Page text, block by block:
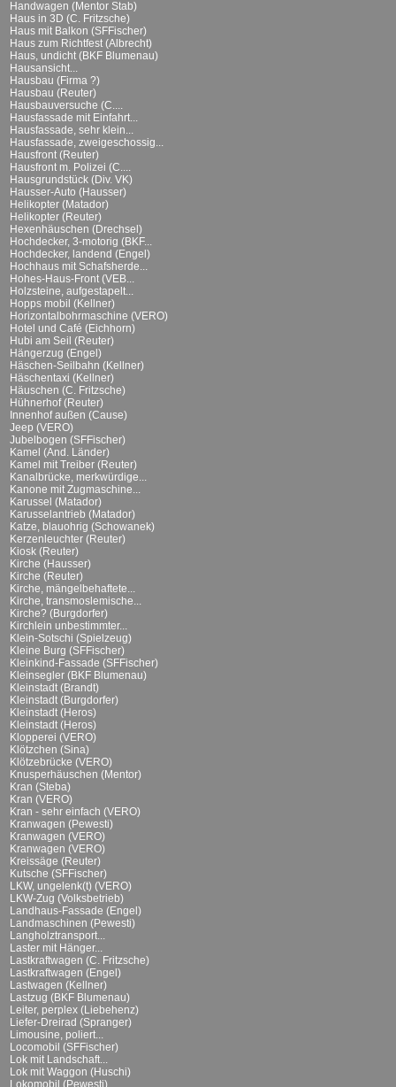
Handwagen (Mentor Stab)
Haus in 3D (C. Fritzsche)
Haus mit Balkon (SFFischer)
Haus zum Richtfest (Albrecht)
Haus, undicht (BKF Blumenau)
Hausansicht...
Hausbau (Firma ?)
Hausbau (Reuter)
Hausbauversuche (C....
Hausfassade mit Einfahrt...
Hausfassade, sehr klein...
Hausfassade, zweigeschossig...
Hausfront (Reuter)
Hausfront m. Polizei (C....
Hausgrundstück (Div. VK)
Hausser-Auto (Hausser)
Helikopter (Matador)
Helikopter (Reuter)
Hexenhäuschen (Drechsel)
Hochdecker, 3-motorig (BKF...
Hochdecker, landend (Engel)
Hochhaus mit Schafsherde...
Hohes-Haus-Front (VEB...
Holzsteine, aufgestapelt...
Hopps mobil (Kellner)
Horizontalbohrmaschine (VERO)
Hotel und Café (Eichhorn)
Hubi am Seil (Reuter)
Hängerzug (Engel)
Häschen-Seilbahn (Kellner)
Häschentaxi (Kellner)
Häuschen (C. Fritzsche)
Hühnerhof (Reuter)
Innenhof außen (Cause)
Jeep (VERO)
Jubelbogen (SFFischer)
Kamel (And. Länder)
Kamel mit Treiber (Reuter)
Kanalbrücke, merkwürdige...
Kanone mit Zugmaschine...
Karussel (Matador)
Karusselantrieb (Matador)
Katze, blauohrig (Schowanek)
Kerzenleuchter (Reuter)
Kiosk (Reuter)
Kirche (Hausser)
Kirche (Reuter)
Kirche, mängelbehaftete...
Kirche, transmoslemische...
Kirche? (Burgdorfer)
Kirchlein unbestimmter...
Klein-Sotschi (Spielzeug)
Kleine Burg (SFFischer)
Kleinkind-Fassade (SFFischer)
Kleinsegler (BKF Blumenau)
Kleinstadt (Brandt)
Kleinstadt (Burgdorfer)
Kleinstadt (Heros)
Kleinstadt (Heros)
Klopperei (VERO)
Klötzchen (Sina)
Klötzebrücke (VERO)
Knusperhäuschen (Mentor)
Kran (Steba)
Kran (VERO)
Kran - sehr einfach (VERO)
Kranwagen (Pewesti)
Kranwagen (VERO)
Kranwagen (VERO)
Kreissäge (Reuter)
Kutsche (SFFischer)
LKW, ungelenk(t) (VERO)
LKW-Zug (Volksbetrieb)
Landhaus-Fassade (Engel)
Landmaschinen (Pewesti)
Langholztransport...
Laster mit Hänger...
Lastkraftwagen (C. Fritzsche)
Lastkraftwagen (Engel)
Lastwagen (Kellner)
Lastzug (BKF Blumenau)
Leiter, perplex (Liebehenz)
Liefer-Dreirad (Spranger)
Limousine, poliert...
Locomobil (SFFischer)
Lok mit Landschaft...
Lok mit Waggon (Huschi)
Lokomobil (Pewesti)